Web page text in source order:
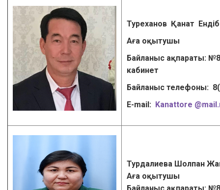
Туреханов Қанат
Аға оқытушы
Байланыс ақпараты:
кабинет
Байланыс телефоны:
Е-mail: Kanattore
Турдалиева Шолпан
Аға оқытушы